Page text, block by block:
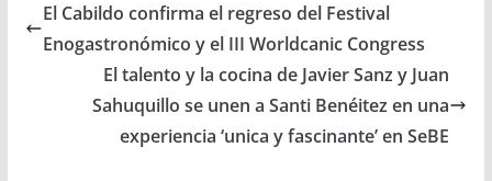
El Cabildo confirma el regreso del Festival
Enogastronómico y el III Worldcanic Congress
El talento y la cocina de Javier Sanz y Juan
Sahuquillo se unen a Santi Benéitez en una
experiencia ‘unica y fascinante’ en SeBE